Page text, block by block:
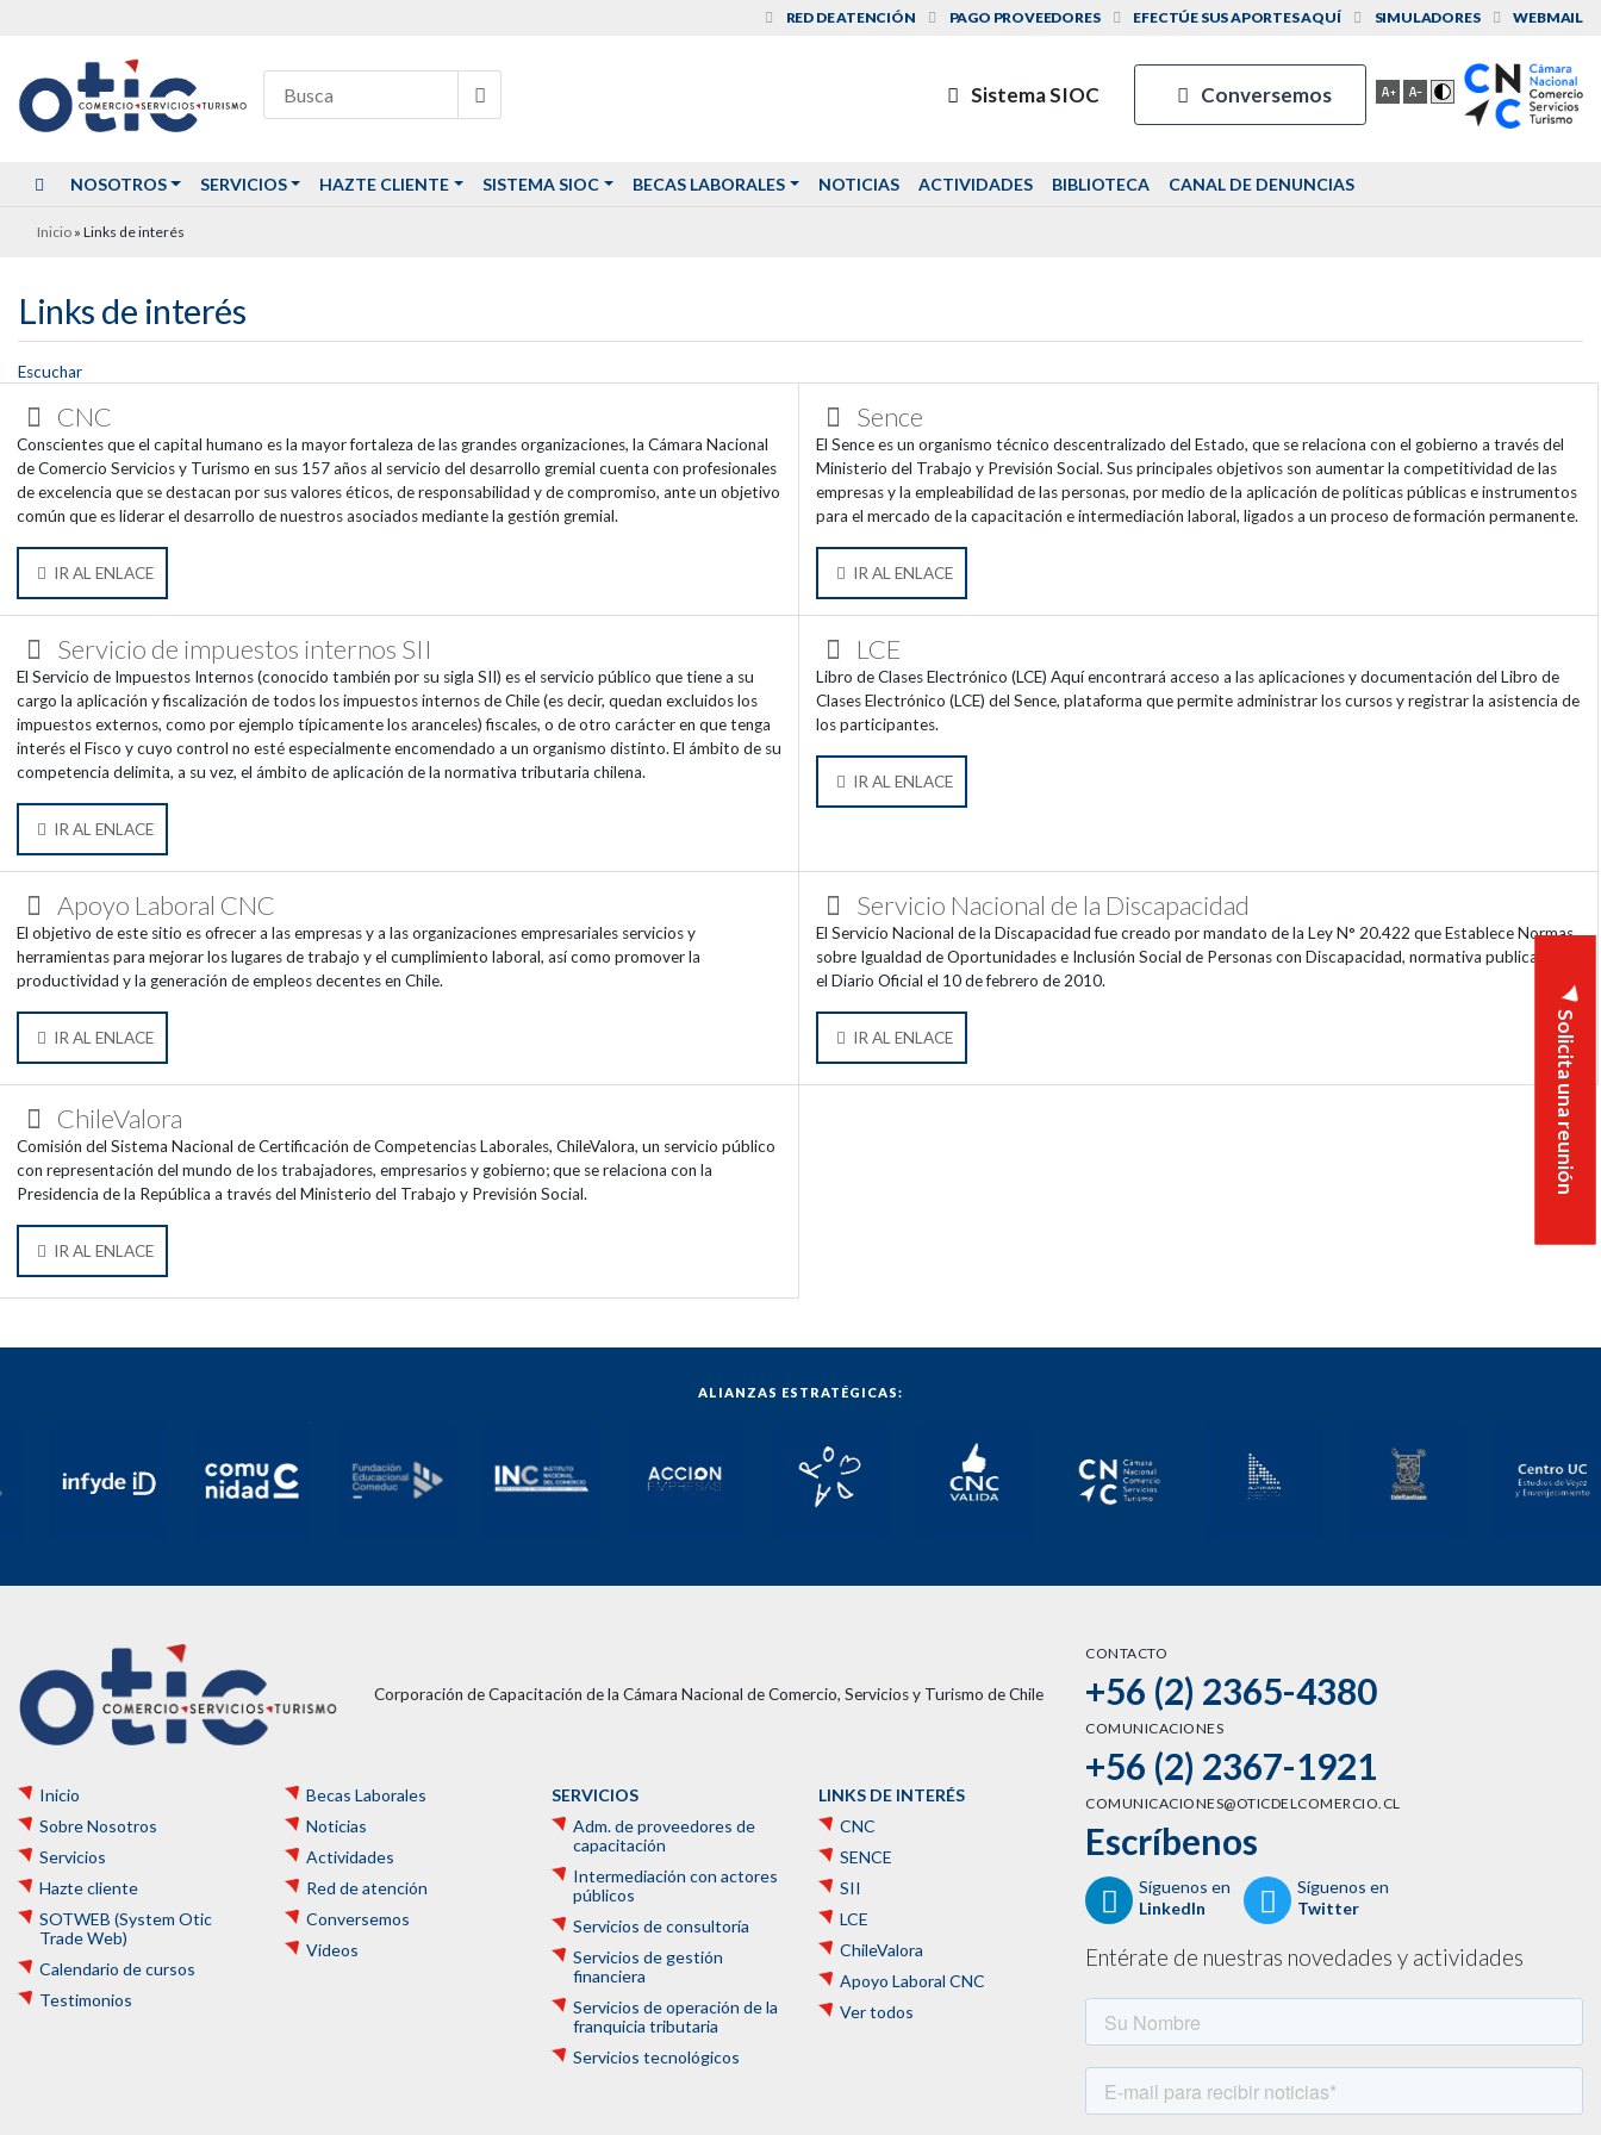
RED DE ATENCIÓN PAGO PROVEEDORES EFECTÚE SUS APORTES AQUÍ SIMULADORES WEBMAIL
Sistema SIOC Conversemos
Solicita una reunión
NOSOTROS SERVICIOS HAZTE CLIENTE SISTEMA SIOC BECAS LABORALES NOTICIAS ACTIVIDADES BIBLIOTECA CANAL DE DENUNCIAS
Inicio » Links de interés
Links de interés
Escuchar
CNC
Conscientes que el capital humano es la mayor fortaleza de las grandes organizaciones, la Cámara Nacional
de Comercio Servicios y Turismo en sus 157 años al servicio del desarrollo gremial cuenta con profesionales
de excelencia que se destacan por sus valores éticos, de responsabilidad y de compromiso, ante un objetivo
común que es liderar el desarrollo de nuestros asociados mediante la gestión gremial.
IR AL ENLACE
Sence
El Sence es un organismo técnico descentralizado del Estado, que se relaciona con el gobierno a través del
Ministerio del Trabajo y Previsión Social. Sus principales objetivos son aumentar la competitividad de las
empresas y la empleabilidad de las personas, por medio de la aplicación de políticas públicas e instrumentos
para el mercado de la capacitación e intermediación laboral, ligados a un proceso de formación permanente.
IR AL ENLACE
Servicio de impuestos internos SII
El Servicio de Impuestos Internos (conocido también por su sigla SII) es el servicio público que tiene a su
cargo la aplicación y fiscalización de todos los impuestos internos de Chile (es decir, quedan excluidos los
impuestos externos, como por ejemplo típicamente los aranceles) fiscales, o de otro carácter en que tenga
interés el Fisco y cuyo control no esté especialmente encomendado a un organismo distinto. El ámbito de su
competencia delimita, a su vez, el ámbito de aplicación de la normativa tributaria chilena.
IR AL ENLACE
LCE
Libro de Clases Electrónico (LCE) Aquí encontrará acceso a las aplicaciones y documentación del Libro de
Clases Electrónico (LCE) del Sence, plataforma que permite administrar los cursos y registrar la asistencia de
los participantes.
IR AL ENLACE
Apoyo Laboral CNC
El objetivo de este sitio es ofrecer a las empresas y a las organizaciones empresariales servicios y
herramientas para mejorar los lugares de trabajo y el cumplimiento laboral, así como promover la
productividad y la generación de empleos decentes en Chile.
IR AL ENLACE
Servicio Nacional de la Discapacidad
El Servicio Nacional de la Discapacidad fue creado por mandato de la Ley N° 20.422 que Establece Normas
sobre Igualdad de Oportunidades e Inclusión Social de Personas con Discapacidad, normativa publicada en
el Diario Oficial el 10 de febrero de 2010.
IR AL ENLACE
ChileValora
Comisión del Sistema Nacional de Certificación de Competencias Laborales, ChileValora, un servicio público
con representación del mundo de los trabajadores, empresarios y gobierno; que se relaciona con la
Presidencia de la República a través del Ministerio del Trabajo y Previsión Social.
IR AL ENLACE
ALIANZAS ESTRATÉGICAS:
CONTACTO
+56 (2) 2365-4380
COMUNICACIONES
+56 (2) 2367-1921
COMUNICACIONES@OTICDELCOMERCIO.CL
Escríbenos
Síguenos en
LinkedIn
Síguenos en
Twitter
Entérate de nuestras novedades y actividades
Corporación de Capacitación de la Cámara Nacional de Comercio, Servicios y Turismo de Chile
Inicio
Sobre Nosotros
Servicios
Hazte cliente
SOTWEB (System Otic
Trade Web)
Calendario de cursos
Testimonios
Becas Laborales
Noticias
Actividades
Red de atención
Conversemos
Videos
SERVICIOS
Adm. de proveedores de
capacitación
Intermediación con actores
públicos
Servicios de consultoría
Servicios de gestión
financiera
Servicios de operación de la
franquicia tributaria
Servicios tecnológicos
LINKS DE INTERÉS
CNC
SENCE
SII
LCE
ChileValora
Apoyo Laboral CNC
Ver todos